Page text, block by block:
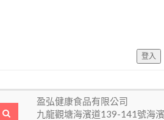
登入
盈弘健康食品有限公司
九龍觀塘海濱道139-141號海